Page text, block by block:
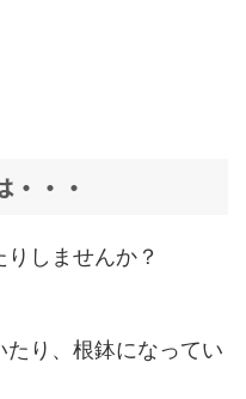
・・・
しませんか？
り、根鉢になってい